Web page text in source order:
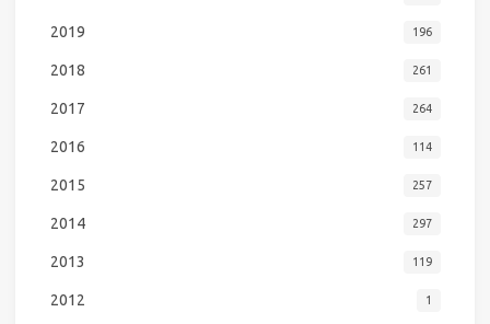
2019 196
2018 261
2017 264
2016 114
2015 257
2014 297
2013 119
2012 1